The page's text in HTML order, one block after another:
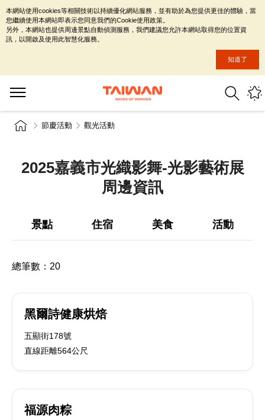
節慶活動 觀光活動
2025嘉義市光織影舞-光影藝術展
周邊資訊
景點 住宿 美食 活動
總筆數： 20
黑爾詩健康烘焙
五顯街178號
直線距離564公尺
福源肉粽
本網站使用cookies等相關技術以持續優化網站服務，並有助於為您提供更佳的體驗，當
您繼續使用本網站即表示您同意我們的Cookie使用政策。
另外，本網站也提供周邊景點自動偵測服務，我們建議您允許本網站取得您的位置資
訊，以開啟及使用此智慧化服務。
知道了